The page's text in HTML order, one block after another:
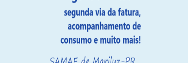
Imprensa